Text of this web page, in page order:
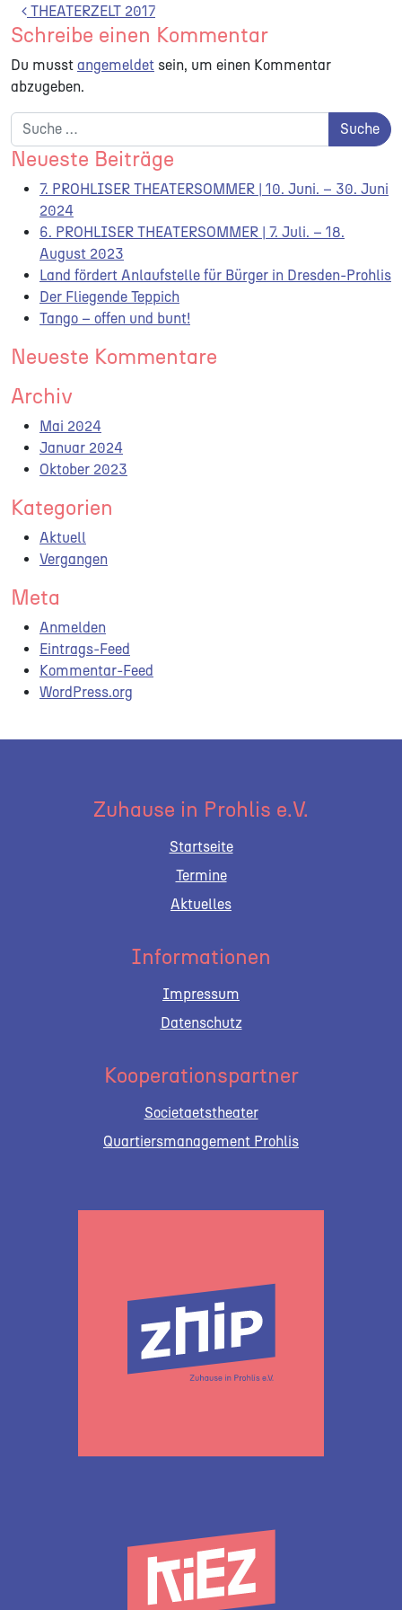
Beitrags-Navigation
THEATERZELT 2017
Schreibe einen Kommentar
Du musst angemeldet sein, um einen Kommentar
abzugeben.
Suche nach:
Neueste Beiträge
7. PROHLISER THEATERSOMMER | 10. Juni. – 30. Juni
2024
6. PROHLISER THEATERSOMMER | 7. Juli. – 18.
August 2023
Land fördert Anlaufstelle für Bürger in Dresden-Prohlis
Der Fliegende Teppich
Tango – offen und bunt!
Neueste Kommentare
Archiv
Mai 2024
Januar 2024
Oktober 2023
Kategorien
Aktuell
Vergangen
Meta
Anmelden
Eintrags-Feed
Kommentar-Feed
WordPress.org
Zuhause in Prohlis e.V.
Startseite
Termine
Aktuelles
Informationen
Impressum
Datenschutz
Kooperationspartner
Societaetstheater
Quartiersmanagement Prohlis